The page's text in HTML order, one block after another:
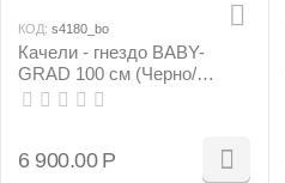
КОД: s4180_bo
Качели - гнездо BABY-
GRAD 100 см (Черно/
оранжевый)
6 900.00 Р